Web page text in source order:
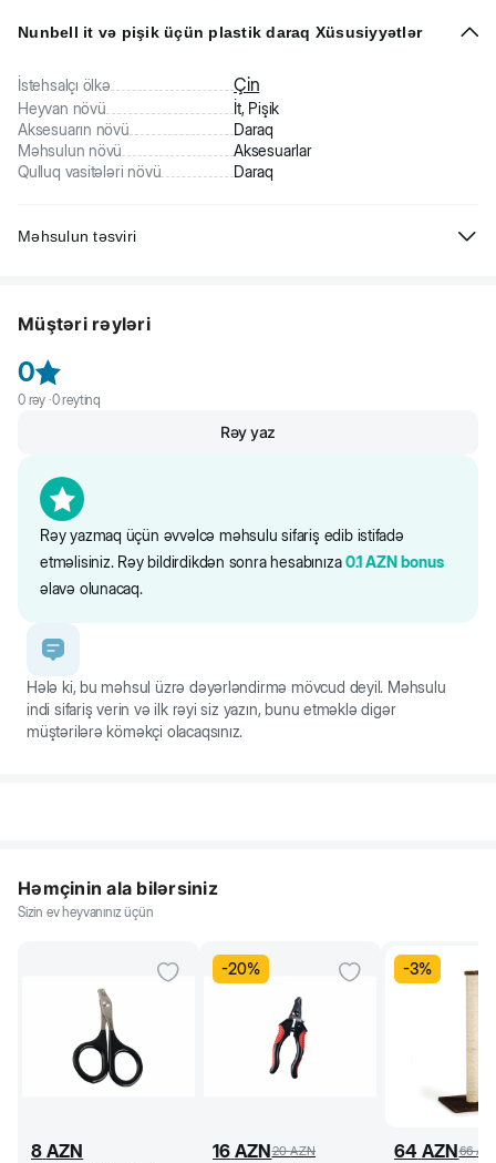
Nunbell it və pişik üçün plastik daraq Xüsusiyyətlər
İstehsalçı ölkə Çin
Heyvan növü
İt, Pişik
Aksesuarın növü
Daraq
Məhsulun növü
Aksesuarlar
Qulluq vasitələri növü
Daraq
Məhsulun təsviri
aşağıdakiları təmin edəcəkdir:
- bütün evə yayıla bilən köhnə tüklərinin daranmasını
- dərini ölü hüceyrələrdən azad etməsini
- qan dövranının yaxşılaşdırması nəticəsində yeni tüklərin çıxmasını
Bu model daraq təhlükəsiz dişlərdən ibarətdir, hansılar ki, ev
heyvanına heç bir diskomfort yaşatmayacaq. Darama prosesi həm də
ev heyvanınızla birgə xoş vaxt keçirməyinizə şərait yaradacaq və
Müştəri rəyləri
0
0rəy ·0reytinq
Rəy yazmaq üçün əvvəlcə məhsulu sifariş edib istifadə
etməlisiniz. Rəy bildirdikdən sonra hesabınıza0.1 AZN bonus
əlavə olunacaq.
Rəy yaz
Hələ ki, bu məhsul üzrə dəyərləndirmə mövcud deyil. Məhsulu
indi sifariş verin və ilk rəyi siz yazın, bunu etməklə digər
müştərilərə köməkçi olacaqsınız.
Həmçinin ala bilərsiniz
Sizin ev heyvanınız üçün
8 AZN
-20%
16 AZN20 AZN
-3%
64 AZN66